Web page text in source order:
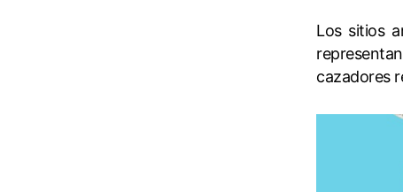
Los sitios
cazadores